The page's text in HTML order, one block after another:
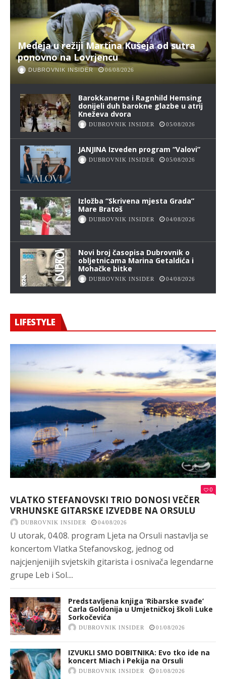
Medeja u režiji Martina Kušeja od sutra
ponovno na Lovrjencu
DUBROVNIK INSIDER 06/08/2026
Barokkanerne i Ragnhild Hemsing
donijeli duh barokne glazbe u atrij
Kneževa dvora
DUBROVNIK INSIDER 05/08/2026
JANJINA Izveden program “Valovi”
DUBROVNIK INSIDER 05/08/2026
Izložba “Skrivena mjesta Grada”
Mare Bratoš
DUBROVNIK INSIDER 04/08/2026
Novi broj časopisa Dubrovnik o
obljetnicama Marina Getaldića i
Mohačke bitke
DUBROVNIK INSIDER 04/08/2026
LIFESTYLE
0
VLATKO STEFANOVSKI TRIO DONOSI VEČER
VRHUNSKE GITARSKE IZVEDBE NA ORSULU
DUBROVNIK INSIDER 04/08/2026
U utorak, 04.08. program Ljeta na Orsuli nastavlja se
koncertom Vlatka Stefanovskog, jednog od
najcjenjenijih svjetskih gitarista i osnivača legendarne
grupe Leb i Sol....
Predstavljena knjiga ‘Ribarske svađe’
Carla Goldonija u Umjetničkoj školi Luke
Sorkočevića
DUBROVNIK INSIDER 01/08/2026
IZVUKLI SMO DOBITNIKA: Evo tko ide na
koncert Miach i Pekija na Orsuli
DUBROVNIK INSIDER 01/08/2026